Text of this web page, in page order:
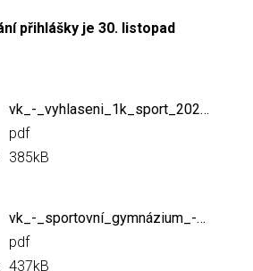
přihlášky je 30. listopad
vk_-_vyhlaseni_1k_sport_2022.pdf
pdf
385kB
vk_-_sportovní_gymnázium_-_veslování.pdf
pdf
437kB